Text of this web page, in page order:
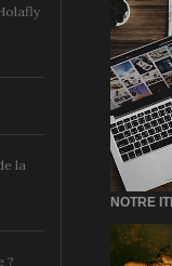
la
?
NOTRE